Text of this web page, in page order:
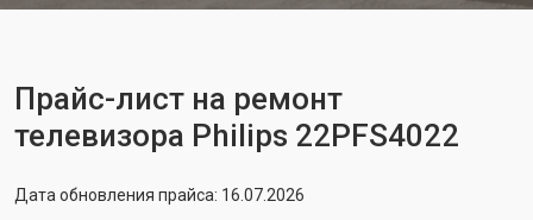
Прайс-лист на ремонт
телевизора Philips 22PFS4022
Дата обновления прайса: 16.07.2026